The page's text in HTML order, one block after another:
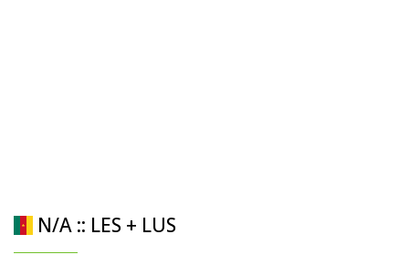
N/A :: LES + LUS